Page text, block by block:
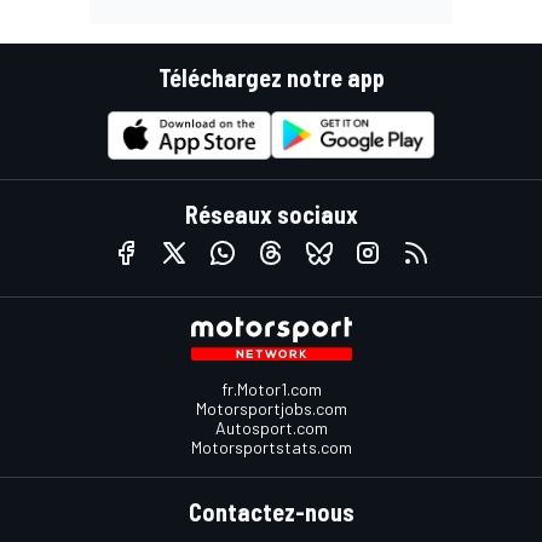
Téléchargez notre app
Réseaux sociaux
fr.Motor1.com
Motorsportjobs.com
Autosport.com
Motorsportstats.com
Contactez-nous